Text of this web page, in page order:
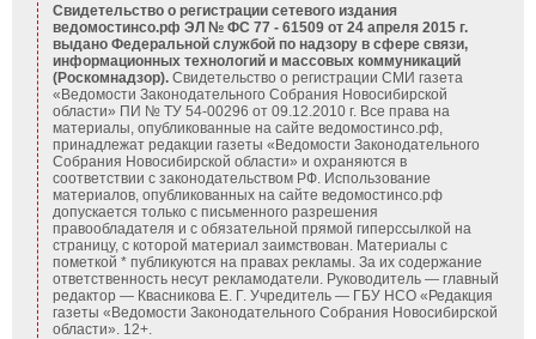
Свидетельство о регистрации сетевого издания
ведомостинсо.рф ЭЛ № ФС 77 - 61509 от 24 апреля 2015 г.
выдано Федеральной службой по надзору в сфере связи,
информационных технологий и массовых коммуникаций
(Роскомнадзор). Свидетельство о регистрации СМИ газета
«Ведомости Законодательного Собрания Новосибирской
области» ПИ № ТУ 54-00296 от 09.12.2010 г. Все права на
материалы, опубликованные на сайте ведомостинсо.рф,
принадлежат редакции газеты «Ведомости Законодательного
Собрания Новосибирской области» и охраняются в
соответствии с законодательством РФ. Использование
материалов, опубликованных на сайте ведомостинсо.рф
допускается только с письменного разрешения
правообладателя и с обязательной прямой гиперссылкой на
страницу, с которой материал заимствован. Материалы с
пометкой * публикуются на правах рекламы. За их содержание
ответственность несут рекламодатели. Руководитель — главный
редактор — Квасникова Е. Г. Учредитель — ГБУ НСО «Редакция
газеты «Ведомости Законодательного Собрания Новосибирской
области». 12+.